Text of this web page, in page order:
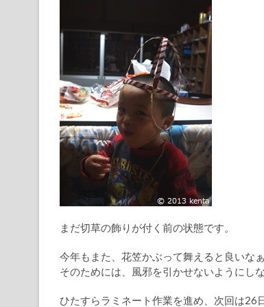
まだ切草の飾りが付く前の状態です。
今年もまた、花笠かぶって舞えると良いなぁ
そのためには、風邪を引かせないようにし
ひたすらラミネート作業を進め、次回は26